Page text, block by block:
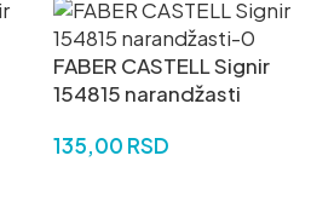
FABER CASTELL Signir
154815 narandžasti
135,00 RSD